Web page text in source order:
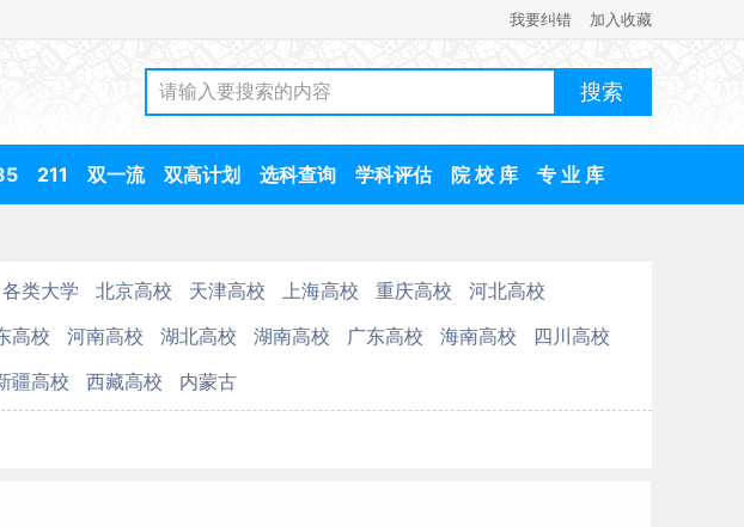
我要纠错 加入收藏
211 双一流 双高计划 选科查询 学科评估 院 校 库 专 业 库
各类大学 北京高校 天津高校 上海高校 重庆高校
河北高校
高校 河南高校 湖北高校 湖南高校 广东高校 海南高校
四川高校
疆高校 西藏高校 内蒙古